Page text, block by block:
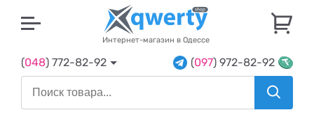
Интернет-магазин в Одессе
(048) 772-82-92 (097) 972-82-92